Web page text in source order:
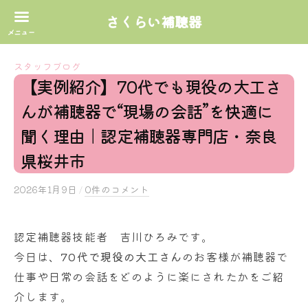
スタッフブログ
【実例紹介】70代でも現役の大工さ
んが補聴器で“現場の会話”を快適に
聞く理由｜認定補聴器専門店・奈良
県桜井市
2026年1月9日 b
a
k
u
/ 0件のコメント
認定補聴器技能者 吉川ひろみです。
今日は、 70代で現役の大工さんのお客様が補聴器で
仕事や日常の会話をどのように楽にされたかをご紹
介します。
さくらい補聴器